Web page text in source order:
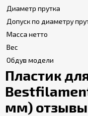
Диаметр прутка
Допуск по диаметру
Масса нетто
Вес
Обдув модели
Пластик
Bestfilament
мм) отзывы